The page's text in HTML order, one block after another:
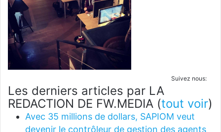
Suivez nous:
Les derniers articles par LA
REDACTION DE FW.MEDIA (tout voir)
Avec 35 millions de dollars, SAPIOM veut
devenir le contrôleur de gestion des agents